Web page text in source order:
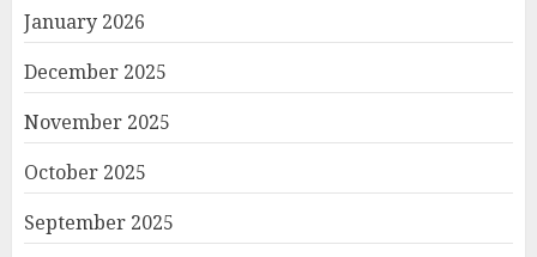
January 2026
December 2025
November 2025
October 2025
September 2025